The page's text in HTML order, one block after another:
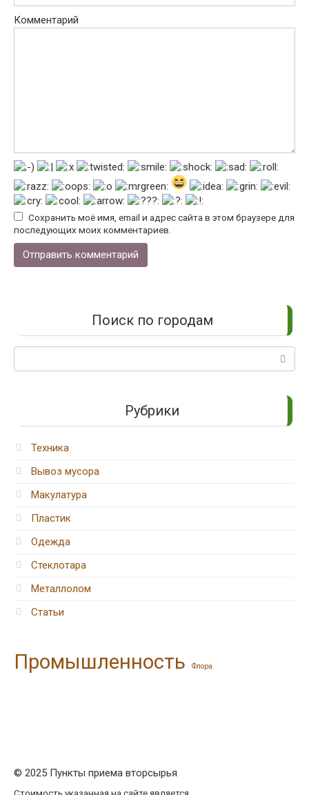
Комментарий
Сохранить моё имя, email и адрес сайта в этом браузере для
последующих моих комментариев.
Поиск по городам
Рубрики
Техника
Вывоз мусора
Макулатура
Пластик
Одежда
Стеклотара
Металлолом
Статьи
Промышленность Флора
© 2025 Пункты приема вторсырья